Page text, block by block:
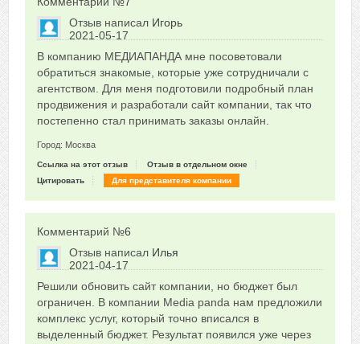
Отзыв написал Игорь
2021-05-17
0
Сказать друзьям об отзыве
В компанию МЕДИАПАНДА мне посоветовали
обратиться знакомые, которые уже сотрудничали с
агентством. Для меня подготовили подробный план
продвижения и разработали сайт компании, так что
постепенно стал принимать заказы онлайн.
Город: Москва
Ссылка на этот отзыв
Отзыв в отдельном окне
Цитировать
Для представителя компании
Комментарий №6
Отзыв написал Илья
2021-04-17
0
Сказать друзьям об отзыве
Решили обновить сайт компании, но бюджет был
ограничен. В компании Media panda нам предложили
комплекс услуг, который точно вписался в
выделенный бюджет. Результат появился уже через